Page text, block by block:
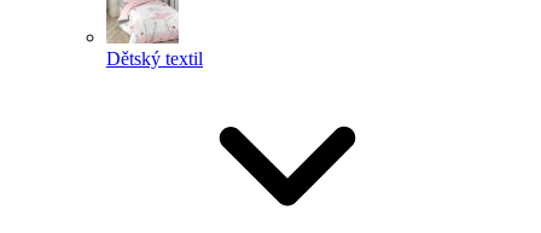
Dětský textil